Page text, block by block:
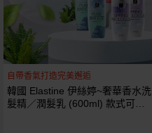
自帶香氣打造完美邂逅
韓國 Elastine 伊絲婷~奢華香水洗
髮精／潤髮乳 (600ml) 款式可選